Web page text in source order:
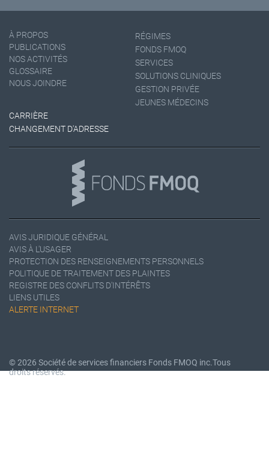
À PROPOS
PUBLICATIONS
NOS ACTIVITÉS
GLOSSAIRE
NOUS JOINDRE
RÉGIMES
FONDS FMOQ
SERVICES
SOLUTIONS CLINIQUES
GESTION PRIVÉE
JEUNES MÉDECINS
CARRIÈRE
CHANGEMENT D'ADRESSE
AVIS JURIDIQUE GÉNÉRAL
AVIS À L'USAGER
PROTECTION DES RENSEIGNEMENTS PERSONNELS
POLITIQUE DE TRAITEMENT DES PLAINTES
REGISTRE DES CONFLITS D'INTÉRÊTS
LIENS UTILES
ALERTE INTERNET
© 2026 Société de services financiers Fonds FMOQ inc.Tous
droits réservés.